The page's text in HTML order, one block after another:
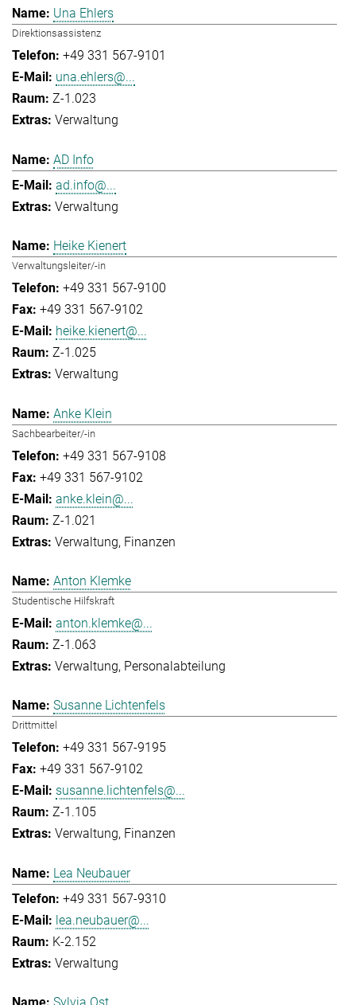
Una Ehlers
Direktionsassistenz
+49 331 567-9101
una.ehlers@...
Z-1.023
Verwaltung
AD Info
ad.info@...
Verwaltung
Heike Kienert
Verwaltungsleiter/-in
+49 331 567-9100
+49 331 567-9102
heike.kienert@...
Z-1.025
Verwaltung
Anke Klein
Sachbearbeiter/-in
+49 331 567-9108
+49 331 567-9102
anke.klein@...
Z-1.021
Verwaltung Finanzen
Anton Klemke
Studentische Hilfskraft
anton.klemke@...
Z-1.063
Verwaltung Personalabteilung
Susanne Lichtenfels
Drittmittel
+49 331 567-9195
+49 331 567-9102
susanne.lichtenfels@...
Z-1.105
Verwaltung Finanzen
Lea Neubauer
+49 331 567-9310
lea.neubauer@...
K-2.152
Verwaltung